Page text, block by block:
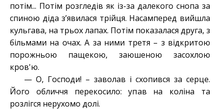
потім... Потім розгледів як із-за далекого снопа за
спиною діда з’явилася трійця. Насамперед вийшла
кульгава, на трьох лапах. Потім показалася друга, з
більмами на очах. А за ними третя – з відкритою
порожньою пащекою, заюшеною засохлою
кров'ю.
— О, Господи! – заволав і схопився за серце.
Його обличчя перекосило: упав на коліна та
розлігся нерухомо долі.